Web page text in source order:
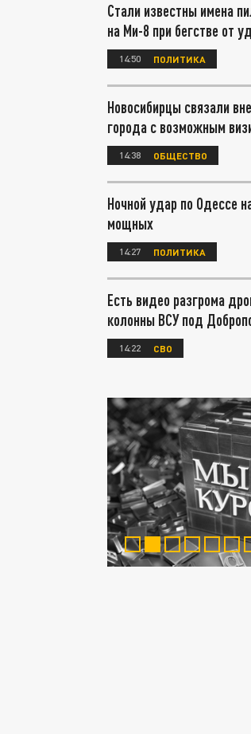
Стали известны имена
на Ми-8 при бегстве от
14:50 ПОЛИТИКА
Новосибирцы связали
города с возможным
14:38 ОБЩЕСТВО
Ночной удар по Одессе
мощных
14:27 ПОЛИТИКА
Есть видео разгрома
колонны ВСУ под
14:22 СВО